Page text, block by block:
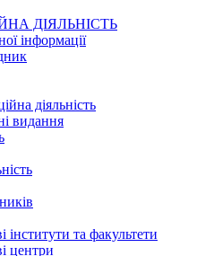
ДІЯЛЬНІСТЬ
інформації
діяльність
видання
інститути та факультети
центри